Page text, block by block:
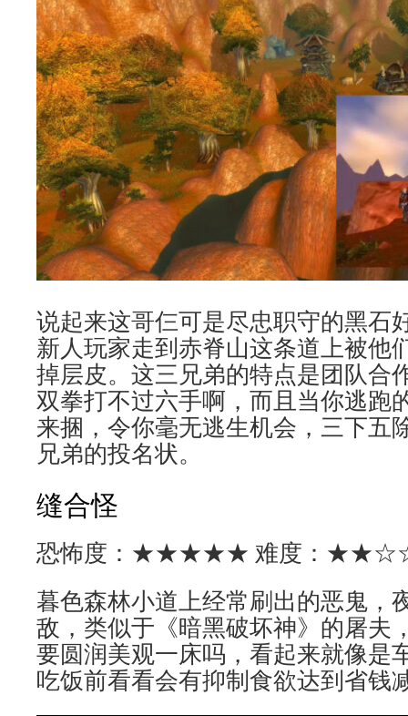
说起来这哥仨可是尽忠职守的黑石
新人玩家走到赤脊山这条道上被他
掉层皮。这三兄弟的特点是团队合
双拳打不过六手啊，而且当你逃跑
来捆，令你毫无逃生机会，三下五
兄弟的投名状。
缝合怪
恐怖度：★★★★★ 难度：
暮色森林小道上经常刷出的恶鬼，
敌，类似于《暗黑破坏神》的屠夫
要圆润美观一床吗，看起来就像是
吃饭前看看会有抑制食欲达到省钱